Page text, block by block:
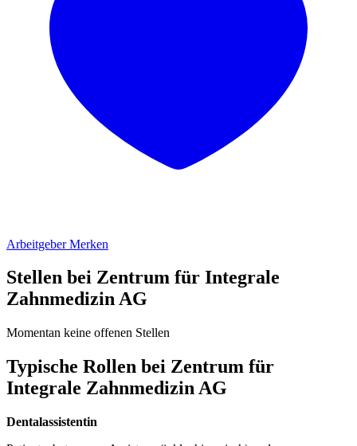
Arbeitgeber Merken
Stellen bei Zentrum für Integrale
Zahnmedizin AG
Momentan keine offenen Stellen
Typische Rollen bei Zentrum für
Integrale Zahnmedizin AG
Dentalassistentin